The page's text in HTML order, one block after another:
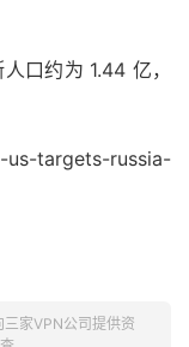
口约为 1.44 亿，
us-targets-russia-
三家VPN公司提供资